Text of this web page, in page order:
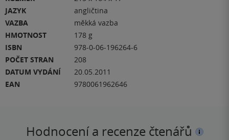
JAZYK
angličtina
VAZBA
měkká vazba
HMOTNOST
178 g
ISBN
978-0-06-196264-6
POČET STRAN
208
DATUM VYDÁNÍ
20.05.2011
EAN
9780061962646
Hodnocení a recenze čtenářů